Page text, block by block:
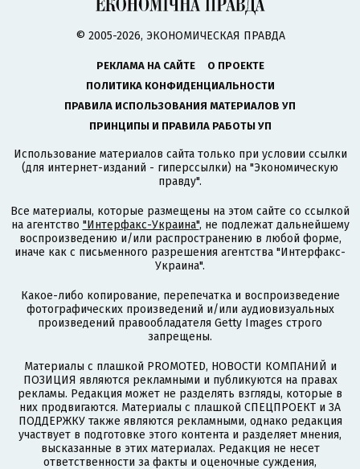
© 2005-2026, ЭКОНОМИЧЕСКАЯ ПРАВДА
РЕКЛАМА НА САЙТЕ
О ПРОЕКТЕ
ПОЛИТИКА КОНФИДЕНЦИАЛЬНОСТИ
ПРАВИЛА ИСПОЛЬЗОВАНИЯ МАТЕРИАЛОВ УП
ПРИНЦИПЫ И ПРАВИЛА РАБОТЫ УП
Использование материалов сайта только при условии ссылки
(для интернет-изданий - гиперссылки) на "Экономическую
правду".
Все материалы, которые размещены на этом сайте со ссылкой
на агентство "Интерфакс-Украина", не подлежат дальнейшему
воспроизведению и/или распространению в любой форме,
иначе как с письменного разрешения агентства "Интерфакс-
Украина".
Какое-либо копирование, перепечатка и воспроизведение
фотографических произведений и/или аудиовизуальных
произведений правообладателя Getty Images строго
запрещены.
Материалы с плашкой PROMOTED, НОВОСТИ КОМПАНИЙ и
ПОЗИЦИЯ являются рекламными и публикуются на правах
рекламы. Редакция может не разделять взгляды, которые в
них продвигаются. Материалы с плашкой СПЕЦПРОЕКТ и ЗА
ПОДДЕРЖКУ также являются рекламными, однако редакция
участвует в подготовке этого контента и разделяет мнения,
высказанные в этих материалах. Редакция не несет
ответственности за факты и оценочные суждения,